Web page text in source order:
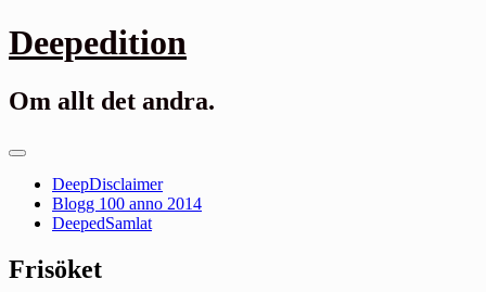
Gå
till
Deepedition
Om allt det andra.
Primär
DeepDisclaimer
Blogg 100 anno 2014
DeepedSamlat
Frisöket